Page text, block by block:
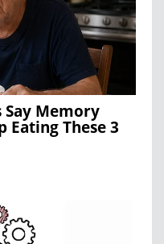
Say Memory
Eating These 3